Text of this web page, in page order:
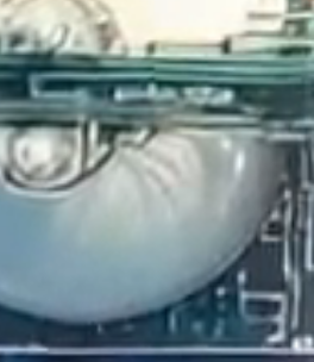
업이 되겠습니다.